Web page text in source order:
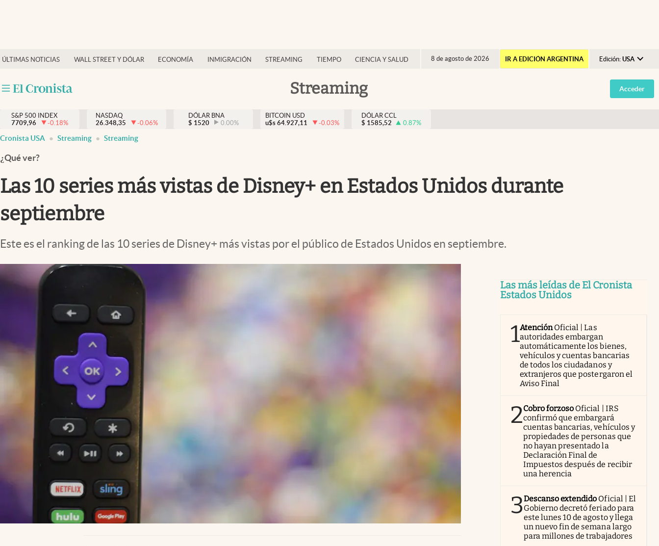
ÚLTIMAS NOTICIAS WALL STREET Y DÓLAR ECONOMÍA INMIGRACIÓN STREAMING TIEMPO CIENCIA Y SALUD 8 de agosto de 2026 IR A EDICIÓN ARGENTINA Edición: USA
Argentina
España
Streaming
Finanzas y economía
Inmigración
Trending
Streaming
PC y mobile
Lifestyle
Acceder
S&P 500 INDEX
7709,96
-0.18%
NASDAQ
26.348,35
-0.06%
DÓLAR BNA
$ 1520 0.00%
BITCOIN USD
u$s 64.927,11 -0.03%
DÓLAR CCL
$ 1585,52 0.87%
Cronista USA Streaming Streaming
¿Qué ver?
Las 10 series más vistas de Disney+ en Estados Unidos durante
septiembre
Este es el ranking de las 10 series de Disney+ más vistas por el público de Estados Unidos en septiembre.
Las más leídas de El Cronista
Estados Unidos
1AtenciónOficial | Las
autoridades embargan
automáticamente los bienes,
vehículos y cuentas bancarias
de todos los ciudadanos y
extranjeros que postergaron el
Aviso Final
2Cobro forzoso Oficial | IRS
confirmó que embargará
cuentas bancarias, vehículos y
propiedades de personas que
no hayan presentado la
Declaración Final de
Impuestos después de recibir
una herencia
3Descanso extendido Oficial | El
Gobierno decretó feriado para
este lunes 10 de agosto y llega
un nuevo fin de semana largo
para millones de trabajadores